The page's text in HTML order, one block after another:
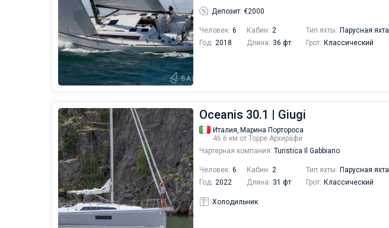
Депозит: €2000
Человек: 6 Кабин: 2 Тип яхты: Парусная яхта
Год: 2018 Длина: 36 фт Грот: Классический
Oceanis 30.1 | Giugi
Италия, Марина Портороса
46.6 км от Торре Архирафи
Чартерная компания: Turistica Il Gabbiano
Человек: 6 Кабин: 2 Тип яхты: Парусная яхта
Год: 2022 Длина: 31 фт Грот: Классический
Холодильник